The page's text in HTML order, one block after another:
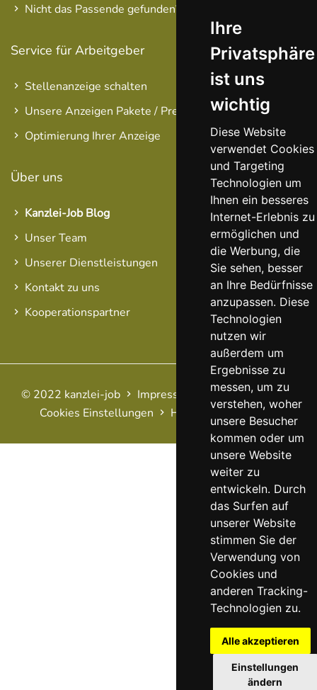
Ihre
Privatsphäre
ist uns
wichtig
Diese Website
verwendet Cookies
und Targeting
Technologien um
Ihnen ein besseres
Internet-Erlebnis zu
ermöglichen und
die Werbung, die
Sie sehen, besser
an Ihre Bedürfnisse
anzupassen. Diese
Technologien
nutzen wir
außerdem um
Ergebnisse zu
messen, um zu
verstehen, woher
unsere Besucher
kommen oder um
unsere Website
weiter zu
entwickeln. Durch
das Surfen auf
unserer Website
stimmen Sie der
Verwendung von
Cookies und
anderen Tracking-
Technologien zu.
Alle akzeptieren
Einstellungen
ändern
Nicht das Passende gefunden?
Service für Arbeitgeber
Stellenanzeige schalten
Unsere Anzeigen Pakete / Preise
Optimierung Ihrer Anzeige
Über uns
Kanzlei-Job Blog
Unser Team
Unserer Dienstleistungen
Kontakt zu uns
Kooperationspartner
© 2022 kanzlei-job Impressum AGB
Datenschutz
Cookies Einstellungen
Haftungsausschluss FAQ